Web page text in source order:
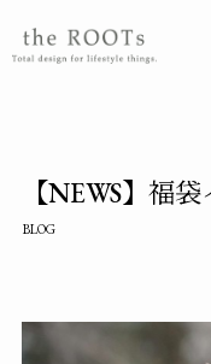
【NEWS】福
BLOG